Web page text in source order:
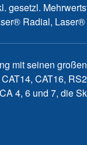
gesetzl.
Radial, Laser®
mit seinen
CAT16,
4, 6 und 7, die